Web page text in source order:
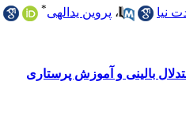
،پروین یدالهی
بالینی و آموزش پرستاری